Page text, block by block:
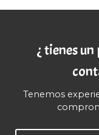
¿ tienes
Tenemos